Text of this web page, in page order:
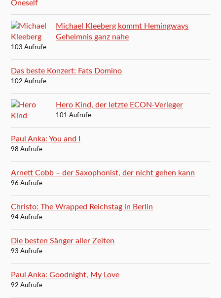
Michael Kleeberg kommt Hemingways
Geheimnis ganz nahe
103 Aufrufe
Das beste Konzert: Fats Domino
102 Aufrufe
Hero Kind, der letzte ECON-Verleger
101 Aufrufe
Paul Anka: You and I
98 Aufrufe
Arnett Cobb – der Saxophonist, der nicht gehen kann
96 Aufrufe
Christo: The Wrapped Reichstag in Berlin
94 Aufrufe
Die besten Sänger aller Zeiten
93 Aufrufe
Paul Anka: Goodnight, My Love
92 Aufrufe